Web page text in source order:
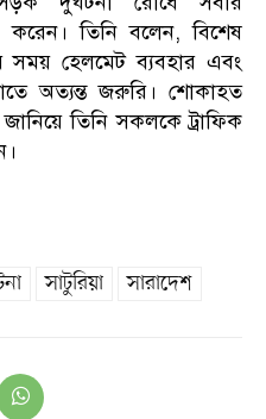
তিনি বলেন, বিশেষ
সময় হেলমেট ব্যবহার এবং
অত্যন্ত জরুরি। শোকাহত
তিনি সকলকে ট্রাফিক
সাটুরিয়া সারাদেশ